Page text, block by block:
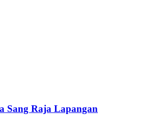
Sang Raja Lapangan